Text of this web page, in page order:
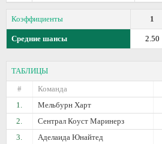
Коэффициенты 1
Средние шансы 2.50
ТАБЛИЦЫ
#
Команда
1.
Мельбурн Харт
2.
Сентрал Коуст Маринерз
3.
Аделаида Юнайтед